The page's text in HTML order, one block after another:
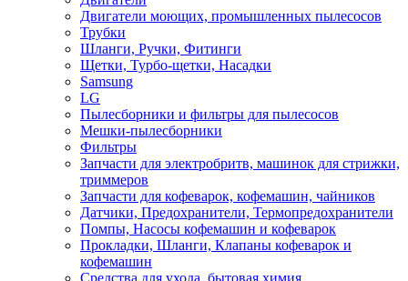
Двигатели моющих, промышленных пылесосов
Трубки
Шланги, Ручки, Фитинги
Щетки, Турбо-щетки, Насадки
Samsung
LG
Пылесборники и фильтры для пылесосов
Мешки-пылесборники
Фильтры
Запчасти для электробритв, машинок для стрижки,
триммеров
Запчасти для кофеварок, кофемашин, чайников
Датчики, Предохранители, Термопредохранители
Помпы, Насосы кофемашин и кофеварок
Прокладки, Шланги, Клапаны кофеварок и
кофемашин
Средства для ухода, бытовая химия